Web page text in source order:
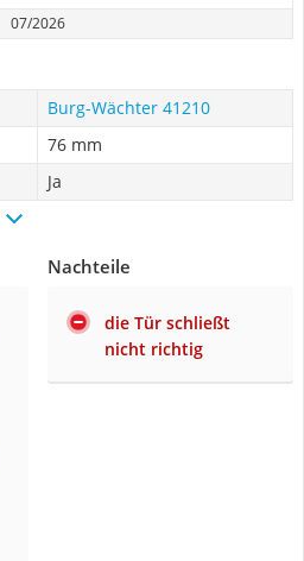
07/2026
Burg-Wächter 41210
76 mm
Ja
Nachteile
die Tür schließt
nicht richtig